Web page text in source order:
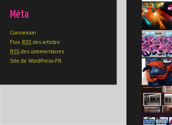
Méta
Connexion
Flux RSS des articles
RSS des commentaires
Site de WordPress-FR